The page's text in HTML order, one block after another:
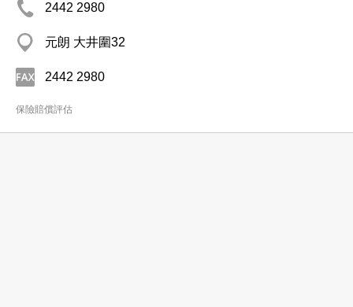
2442 2980
元朗 大井圍32
2442 2980
保險賠償評估